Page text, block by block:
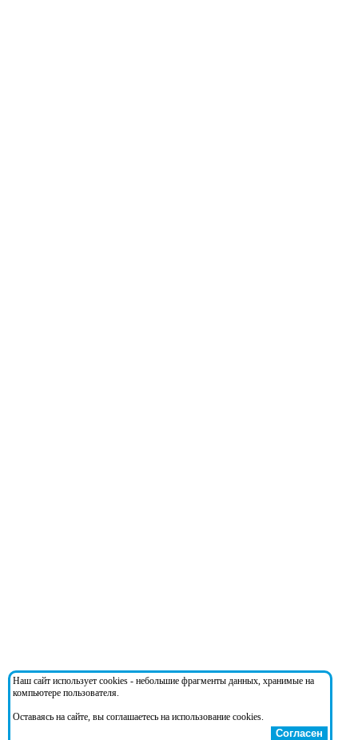
Наш сайт использует cookies - небольшие фрагменты данных, хранимые на
компьютере пользователя.
Оставаясь на сайте, вы соглашаетесь на использование cookies.
Согласен